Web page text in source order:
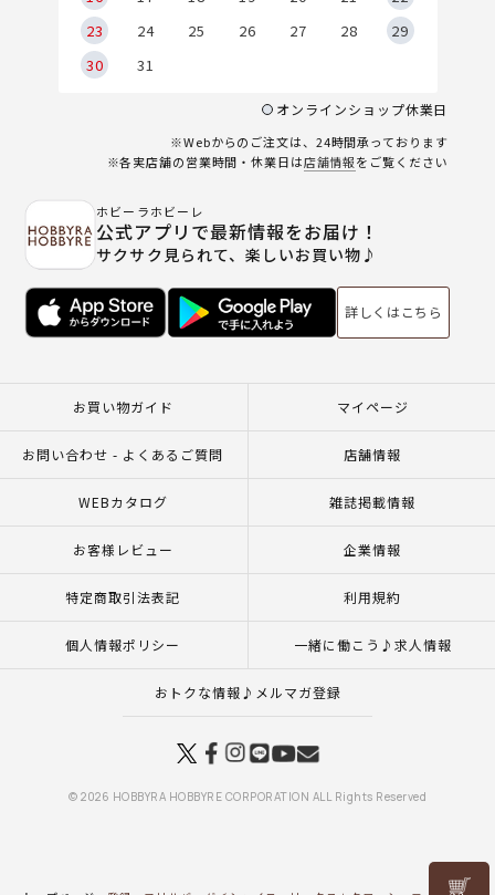
リリヤン
23
24 25 26 27 28
29
30
31
オンラインショップ休業日
※Webからのご注文は、24時間承っております
※各実店舗の営業時間・休業日は店舗情報をご覧ください
ホビーラホビーレ
公式アプリで最新情報をお届け！
サクサク見られて、楽しいお買い物♪
詳しくはこちら
お買い物ガイド マイページ
お問い合わせ - よくあるご質問 店舗情報
WEBカタログ 雑誌掲載情報
お客様レビュー 企業情報
特定商取引法表記 利用規約
個人情報ポリシー 一緒に働こう♪求人情報
おトクな情報♪メルマガ登録
© 2026 HOBBYRA HOBBYRE CORPORATION ALL Rights Reserved